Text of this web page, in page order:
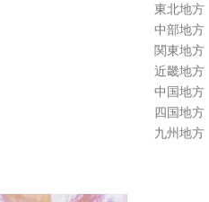
東北地方
中部地方
関東地方
近畿地方
中国地方
四国地方
九州地方